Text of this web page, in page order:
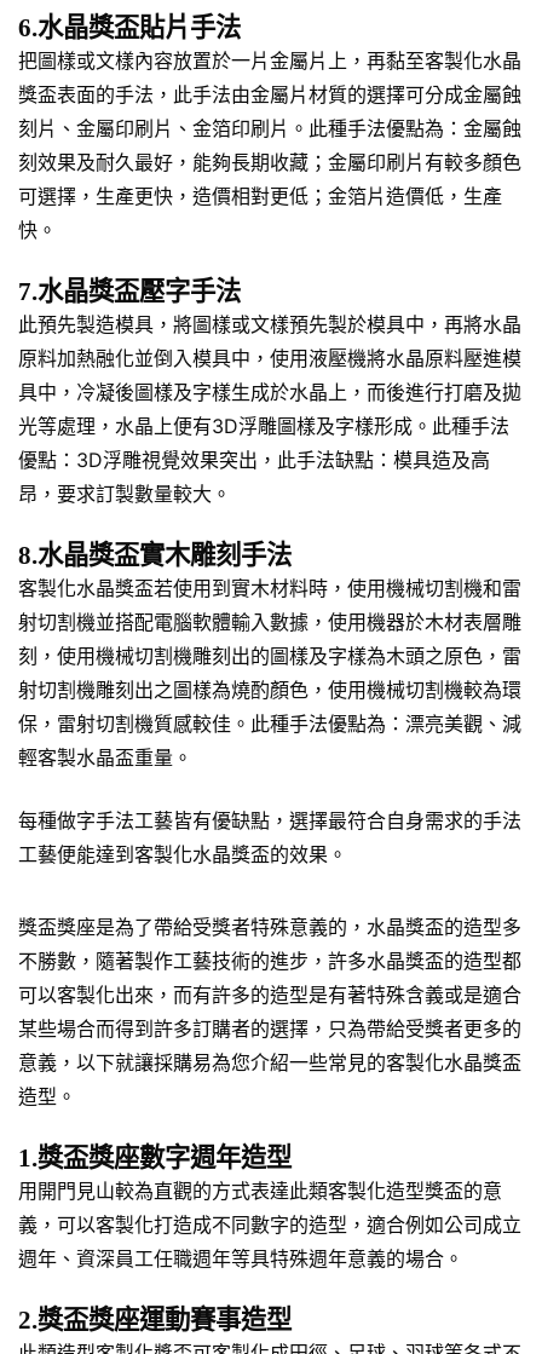
6.水晶獎盃貼片手法
把圖樣或文樣內容放置於一片金屬片上，再黏至客製化水晶
獎盃表面的手法，此手法由金屬片材質的選擇可分成金屬蝕
刻片、金屬印刷片、金箔印刷片。此種手法優點為：金屬蝕
刻效果及耐久最好，能夠長期收藏；金屬印刷片有較多顏色
可選擇，生產更快，造價相對更低；金箔片造價低，生產
快。
7.水晶獎盃壓字手法
此預先製造模具，將圖樣或文樣預先製於模具中，再將水晶
原料加熱融化並倒入模具中，使用液壓機將水晶原料壓進模
具中，冷凝後圖樣及字樣生成於水晶上，而後進行打磨及拋
光等處理，水晶上便有3D浮雕圖樣及字樣形成。此種手法
優點：3D浮雕視覺效果突出，此手法缺點：模具造及高
昂，要求訂製數量較大。
8.水晶獎盃實木雕刻手法
客製化水晶獎盃若使用到實木材料時，使用機械切割機和雷
射切割機並搭配電腦軟體輸入數據，使用機器於木材表層雕
刻，使用機械切割機雕刻出的圖樣及字樣為木頭之原色，雷
射切割機雕刻出之圖樣為燒酌顏色，使用機械切割機較為環
保，雷射切割機質感較佳。此種手法優點為：漂亮美觀、減
輕客製水晶盃重量。
每種做字手法工藝皆有優缺點，選擇最符合自身需求的手法
工藝便能達到客製化水晶獎盃的效果。
獎盃獎座是為了帶給受獎者特殊意義的，水晶獎盃的造型多
不勝數，隨著製作工藝技術的進步，許多水晶獎盃的造型都
可以客製化出來，而有許多的造型是有著特殊含義或是適合
某些場合而得到許多訂購者的選擇，只為帶給受獎者更多的
意義，以下就讓採購易為您介紹一些常見的客製化水晶獎盃
造型。
1.獎盃獎座數字週年造型
用開門見山較為直觀的方式表達此類客製化造型獎盃的意
義，可以客製化打造成不同數字的造型，適合例如公司成立
週年、資深員工任職週年等具特殊週年意義的場合。
2.獎盃獎座運動賽事造型